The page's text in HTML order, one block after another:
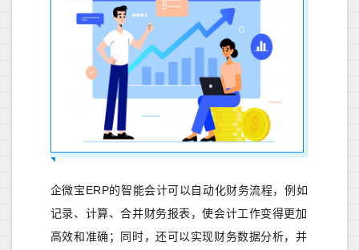
企微宝ERP的智能会计可以自动化财务流程，例如
记录、计算、合并财务报表，使会计工作变得更加
高效和准确；同时，还可以实现财务数据分析，并